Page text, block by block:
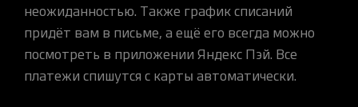
неожиданностью. Также график списаний
придёт вам в письме, а ещё его всегда можно
посмотреть в приложении Яндекс Пэй. Все
платежи спишутся с карты автоматически.